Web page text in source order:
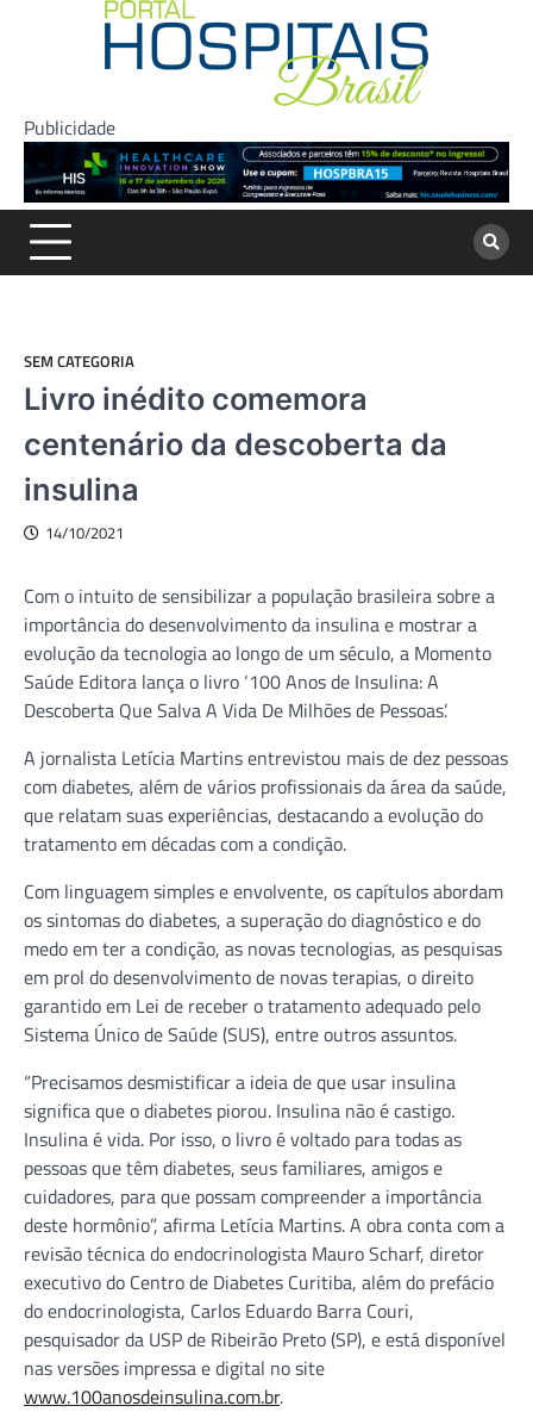
Publicidade
SEM CATEGORIA
Livro inédito comemora
centenário da descoberta da
insulina
14/10/2021
Com o intuito de sensibilizar a população brasileira sobre a
importância do desenvolvimento da insulina e mostrar a
evolução da tecnologia ao longo de um século, a Momento
Saúde Editora lança o livro ‘100 Anos de Insulina: A
Descoberta Que Salva A Vida De Milhões de Pessoas’.
A jornalista Letícia Martins entrevistou mais de dez pessoas
com diabetes, além de vários profissionais da área da saúde,
que relatam suas experiências, destacando a evolução do
tratamento em décadas com a condição.
Com linguagem simples e envolvente, os capítulos abordam
os sintomas do diabetes, a superação do diagnóstico e do
medo em ter a condição, as novas tecnologias, as pesquisas
em prol do desenvolvimento de novas terapias, o direito
garantido em Lei de receber o tratamento adequado pelo
Sistema Único de Saúde (SUS), entre outros assuntos.
“Precisamos desmistificar a ideia de que usar insulina
significa que o diabetes piorou. Insulina não é castigo.
Insulina é vida. Por isso, o livro é voltado para todas as
pessoas que têm diabetes, seus familiares, amigos e
cuidadores, para que possam compreender a importância
deste hormônio”, afirma Letícia Martins. A obra conta com a
revisão técnica do endocrinologista Mauro Scharf, diretor
executivo do Centro de Diabetes Curitiba, além do prefácio
do endocrinologista, Carlos Eduardo Barra Couri,
pesquisador da USP de Ribeirão Preto (SP), e está disponível
nas versões impressa e digital no site
www.100anosdeinsulina.com.br.